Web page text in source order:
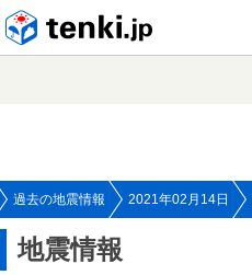
過去の地震情報 2021年02月14日
地震情報